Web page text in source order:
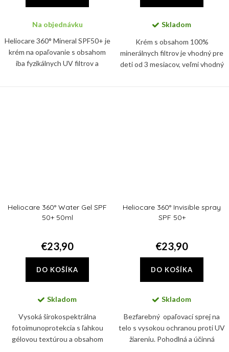
Na objednávku
Heliocare 360° Mineral SPF50+ je
krém na opaľovanie s obsahom
iba fyzikálnych UV filtrov a
Skladom
Krém s obsahom 100%
minerálnych filtrov je vhodný pre
deti od 3 mesiacov, veľmi vhodný
Heliocare 360° Water Gel SPF
50+ 50ml
€23,90
DO KOŠÍKA
Skladom
Vysoká širokospektrálna
fotoimunoprotekcia s ľahkou
gélovou textúrou a obsahom
Heliocare 360° Invisible spray
SPF 50+
€23,90
DO KOŠÍKA
Skladom
Bezfarebný opaľovací sprej na
telo s vysokou ochranou proti UV
žiareniu. Pohodlná a účinná